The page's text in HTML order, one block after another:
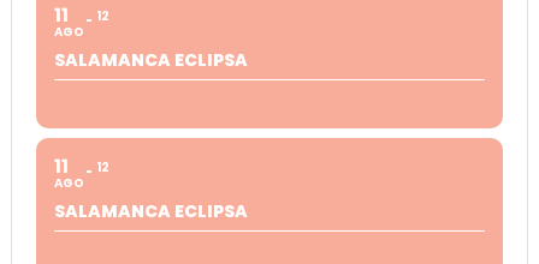
11
AGO
12
SALAMANCA ECLIPSA
11
AGO
12
SALAMANCA ECLIPSA